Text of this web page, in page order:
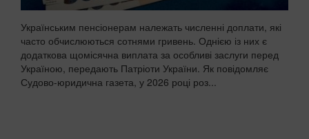
Українським пенсіонерам належать численні доплати, які
часто обчислюються сотнями гривень. Однією із них є
додаткова щомісячна виплата за особливі заслуги перед
Україною, передають Патріоти України. Як повідомляє
Судово-юридична газета, у 2026 році роз...